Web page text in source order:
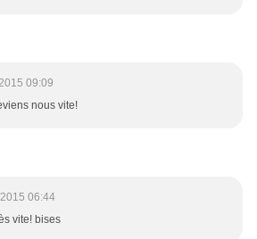
09:09
nous vite!
06:44
vite! bises